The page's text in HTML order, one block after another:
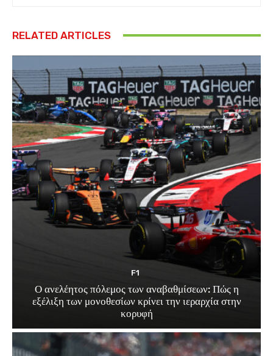
RELATED ARTICLES
F1
Ο ανελέητος πόλεμος των αναβαθμίσεων: Πώς η
εξέλιξη των μονοθεσίων κρίνει την ιεραρχία στην
κορυφή